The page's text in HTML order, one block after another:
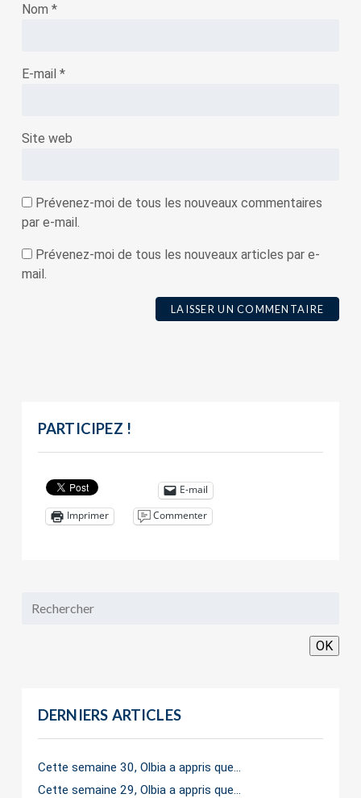
Nom *
E-mail *
Site web
Prévenez-moi de tous les nouveaux commentaires
par e-mail.
Prévenez-moi de tous les nouveaux articles par e-
mail.
PARTICIPEZ !
E-mail
Imprimer
Commenter
OK
DERNIERS ARTICLES
Cette semaine 30, Olbia a appris que…
Cette semaine 29, Olbia a appris que…